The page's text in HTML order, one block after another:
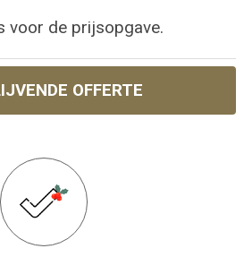
voor de prijsopgave.
OFFERTE